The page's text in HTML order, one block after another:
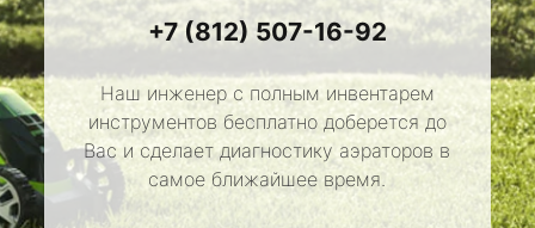
+7 (812) 507-16-92
Наш инженер с полным инвентарем
инструментов бесплатно доберется до
Вас и сделает диагностику аэраторов в
самое ближайшее время.